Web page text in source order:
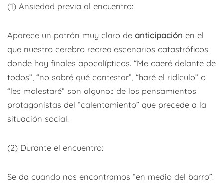
(1) Ansiedad previa al encuentro:
Aparece un patrón muy claro de anticipación en el
que nuestro cerebro recrea escenarios catastróficos
donde hay finales apocalípticos. “Me caeré delante de
todos”, “no sabré qué contestar”, “haré el ridículo” o
“les molestaré” son algunos de los pensamientos
protagonistas del “calentamiento” que precede a la
situación social.
(2) Durante el encuentro:
Se da cuando nos encontramos “en medio del barro”.